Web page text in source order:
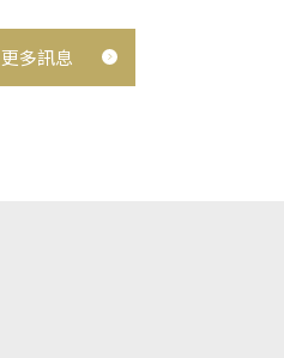
更多訊息